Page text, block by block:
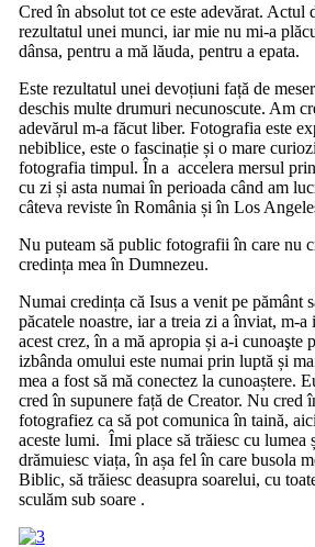
Cred în absolut tot ce este adevărat. Actul
rezultatul unei munci, iar mie nu mi-a
dânsa, pentru a mă lăuda, pentru a epata.
Este rezultatul unei devoțiuni față de
deschis multe drumuri necunoscute. Am
adevărul m-a făcut liber. Fotografia este
nebiblice, este o fascinație și o mare
fotografia timpul. În a accelera mersul
cu zi și asta numai în perioada când am
câteva reviste în România și în Los
Nu puteam să public fotografii în care nu
credința mea în Dumnezeu.
Numai credința că Isus a venit pe pământ
păcatele noastre, iar a treia zi a înviat, m-
acest crez, în a mă apropia și a-i cunoaşte
izbânda omului este numai prin luptă și
mea a fost să mă conectez la cunoaștere.
cred în supunere față de Creator. Nu cred
fotografiez ca să pot comunica în taină,
aceste lumi. Îmi place să trăiesc cu lumea
drămuiesc viața, în așa fel în care busola
Biblic, să trăiesc deasupra soarelui, cu
sculăm sub soare .